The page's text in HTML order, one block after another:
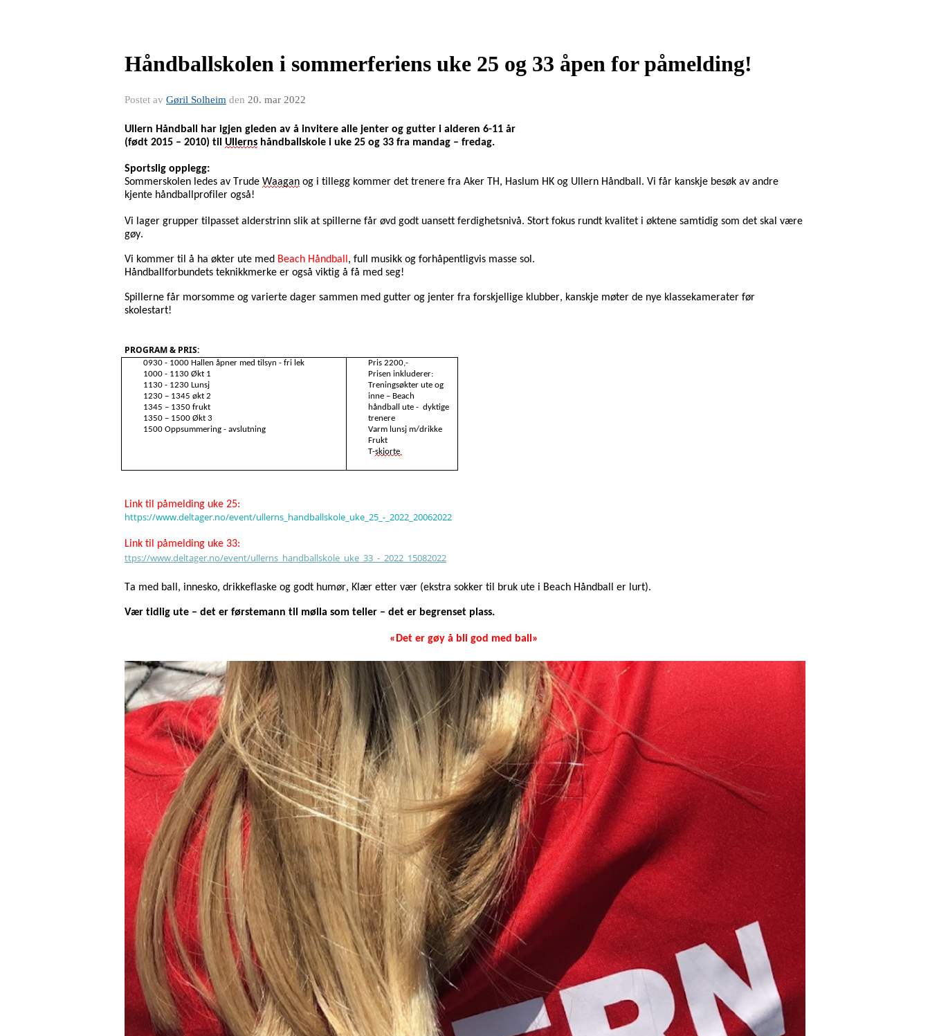
Håndballskolen i sommerferiens uke 25 og 33 åpen for påmelding!
Postet av Gøril Solheim den 20. mar 2022
Ullern Håndball har igjen gleden av å invitere alle jenter og gutter i alderen 6-11 år
(født 2015 – 2010) ti Ullerns håndballskole i uke 25 og 33 fra mandag – fredag.
Sportslig opplegg:
Sommerskolen ledes av Trude Waagan og i tillegg kommer det trenere fra Aker TH, Haslum HK og Ullern Håndball. Vi får kanskje besøk av andre
kjente håndballprofiler også!
Vi lager grupper tilpasset alderstrinn slik at spillerne får øvd godt uansett ferdighetsnivå. Stort fokus rundt kvalitet i øktene samtidig som det skal være
gøy.
Vi kommer til å ha økter ute med Beach Håndball , full musikk og forhåpentligvis masse sol.
Håndballforbundets teknikkmerke er også viktig å få med seg!
Spillerne får morsomme og varierte dager sammen med gutter og jenter fra forskjellige klubber, kanskje møter de nye klassekamerater før
skolestart!
PROGRAM & PRIS:
0930 - 1000 Hallen åpner med tilsyn - fri lek
1000 - 1130 Økt 1
1130 - 1230 Lunsj
1230 – 1345 økt 2
1345 – 1350 frukt
1350 – 1500 Økt 3
1500 Oppsummering - avslutning
Pris 2200,-
Prisen inkluderer:
Treningsøkter ute og
inne – Beach
håndball
ute - dyktige
trenere
Varm l unsj m/drikke
Frukt
T-skjorte
Link til påmelding uke 25:
https://www.deltager.no/event/ullerns_handballskole_uke_25_-_2022_20062022
Link til påmelding uke 33:
ttps://www.deltager.no/event/ullerns_handballskole_uke_33_-_2022_15082022
Ta med ball, innesko, drikkeflaske og godt humør, Klær etter vær (ekstra sokker til bruk ute i Beach Håndball er lurt).
Vær tidlig ute – det er førstemann til mølla som teller – det er begrenset plass.
«Det er gøy å bli god med ball»